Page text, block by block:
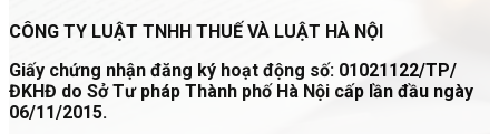
CÔNG TY LUẬT TNHH THUẾ VÀ LUẬT HÀ NỘI
Giấy chứng nhận đăng ký hoạt động số: 01021122/TP/
ĐKHĐ do Sở Tư pháp Thành phố Hà Nội cấp lần đầu ngày
06/11/2015.